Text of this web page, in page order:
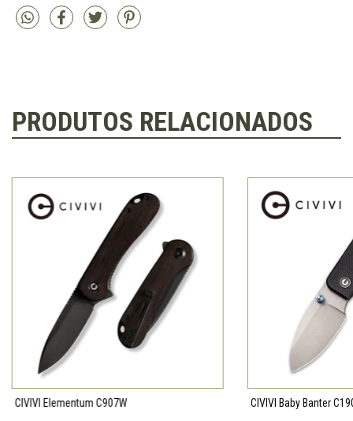
PRODUTOS RELACIONADOS
CIVIVI Elementum C907W CIVIVI Baby Banter